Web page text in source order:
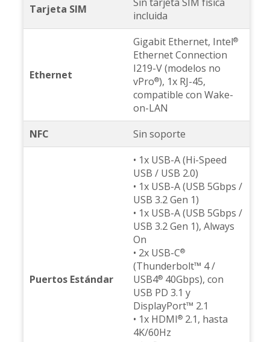
Tarjeta SIM
incluida
Ethernet
Gigabit Ethernet, Intel®
Ethernet Connection
I219-V (modelos no
vPro®), 1x RJ-45,
compatible con Wake-
on-LAN
NFC
Sin soporte
Puertos Estándar
• 1x USB-A (Hi-Speed
USB / USB 2.0)
• 1x USB-A (USB 5Gbps /
USB 3.2 Gen 1)
• 1x USB-A (USB 5Gbps /
USB 3.2 Gen 1), Always
On
• 2x USB-C®
(Thunderbolt™ 4 /
USB4®40Gbps), con
USB PD 3.1 y
DisplayPort™ 2.1
• 1x HDMI®2.1, hasta
4K/60Hz